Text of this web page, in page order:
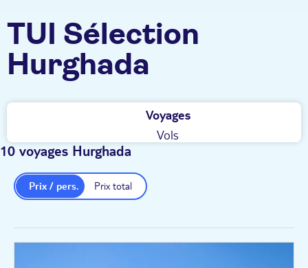
TUI Sélection
Hurghada
Voyages
Vols
10 voyages Hurghada
Prix total
Prix / pers.